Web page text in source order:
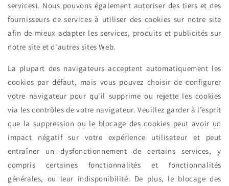
services). Nous pouvons également autoriser des tiers et des
fournisseurs de services à utiliser des cookies sur notre site
afin de mieux adapter les services, produits et publicités sur
notre site et d'autres sites Web.
La plupart des navigateurs acceptent automatiquement les
cookies par défaut, mais vous pouvez choisir de configurer
votre navigateur pour qu'il supprime ou rejette les cookies
via les contrôles de votre navigateur. Veuillez garder à l’esprit
que la suppression ou le blocage des cookies peut avoir un
impact négatif sur votre expérience utilisateur et peut
entraîner un dysfonctionnement de certains services, y
compris certaines fonctionnalités et fonctionnalités
générales, ou leur indisponibilité. De plus, le blocage des